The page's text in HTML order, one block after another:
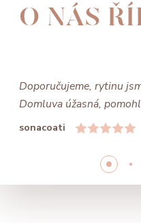
O NÁS
Doporučujeme, rytinu
Domluva úžasná,
sonacoati